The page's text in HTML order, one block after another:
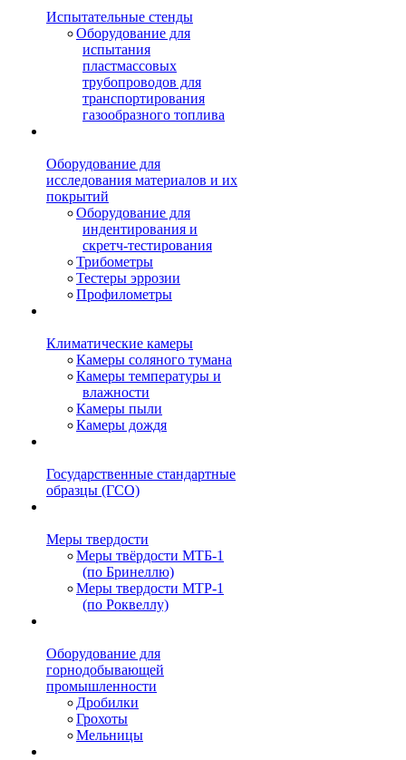
Испытательные стенды
Оборудование для
испытания
пластмассовых
трубопроводов для
транспортирования
газообразного топлива
Оборудование для
исследования материалов и их
покрытий
Оборудование для
индентирования и
скретч-тестирования
Трибометры
Тестеры эррозии
Профилометры
Климатические камеры
Камеры соляного тумана
Камеры температуры и
влажности
Камеры пыли
Камеры дождя
Государственные стандартные
образцы (ГСО)
Меры твердости
Меры твёрдости МТБ-1
(по Бринеллю)
Меры твердости МТР-1
(по Роквеллу)
Оборудование для
горнодобывающей
промышленности
Дробилки
Грохоты
Мельницы